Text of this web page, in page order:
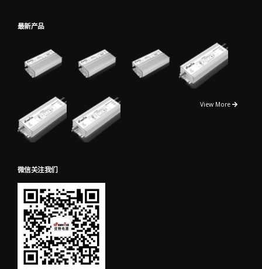
最新产品
View More
微信关注我们